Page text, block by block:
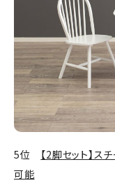
5位 【2脚セット】ス
可能